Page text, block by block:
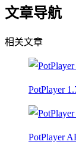
文章导航
相关文章
PotPlayer
PotPlayer